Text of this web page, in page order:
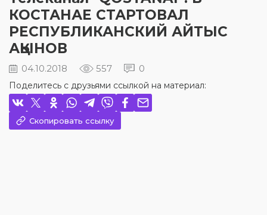
КОСТАНАЕ СТАРТОВАЛ
РЕСПУБЛИКАНСКИЙ АЙТЫС
АҚЫНОВ
04.10.2018 557 0
Поделитесь с друзьями ссылкой на материал:
Скопировать ссылку